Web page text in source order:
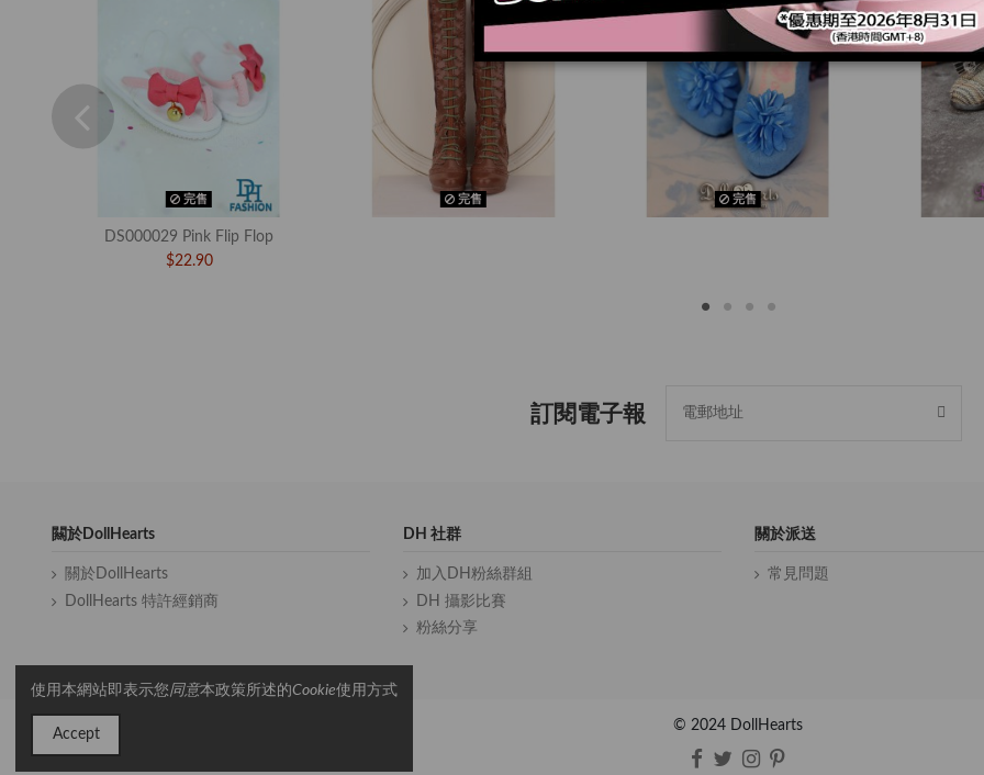
完售
DS000029 Pink Flip Flop
$22.90
完售 完售
訂閱電子報
闗於DollHearts
關於DollHearts
DollHearts 特許經銷商
DH 社群
加入DH粉絲群組
DH 攝影比賽
粉絲分享
關於派送
常見問題
© 2024 DollHearts
使用本網站即表示您同意本政策所述的Cookie使用方式
Accept